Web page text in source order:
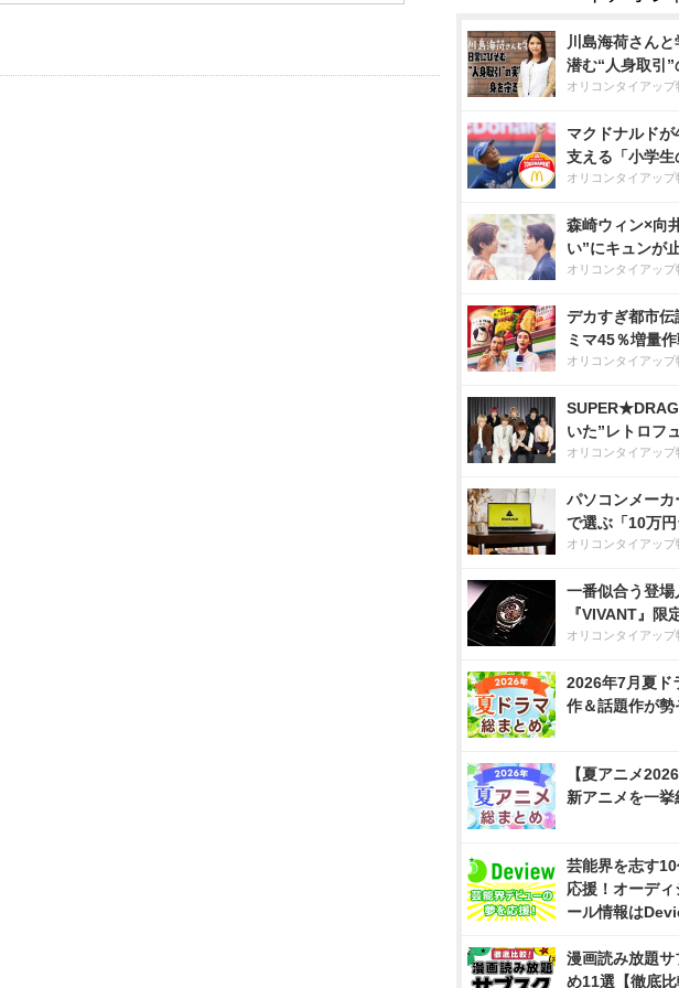
川島海荷さん
潜む“人身取引
オリコンタイアップ
マクドナルドが
支える「小学生
オリコンタイアップ
森崎ウィン×向
い”にキュンが
オリコンタイアップ
デカすぎ都市
ミマ45％増量
オリコンタイアップ
いた”レトロフ
オリコンタイアップ
パソコンメー
で選ぶ「10万円
オリコンタイアップ
一番似合う登
『VIVANT』限
オリコンタイアップ
2026年7月夏ド
作＆話題作が勢
【夏アニメ
新アニメを一挙
芸能界を志す
応援！オーディ
ール情報は
漫画読み放題
め11選【徹底比